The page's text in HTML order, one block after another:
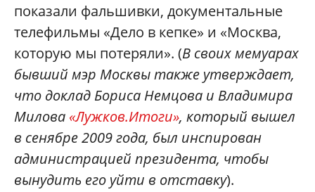
показали фальшивки, документальные
телефильмы «Дело в кепке» и «Москва,
которую мы потеряли». (В своих мемуарах
бывший мэр Москвы также утверждает,
что доклад Бориса Немцова и Владимира
Милова «Лужков.Итоги», который вышел
в сенябре 2009 года, был инспирован
администрацией президента, чтобы
вынудить его уйти в отставку).